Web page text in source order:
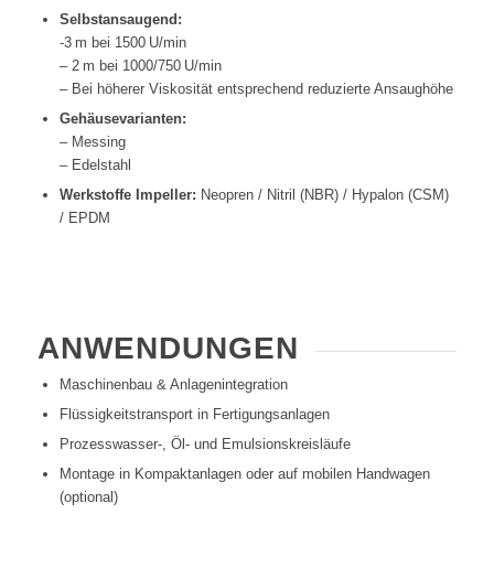
Selbstansaugend:
-3 m bei 1500 U/min
– 2 m bei 1000/750 U/min
– Bei höherer Viskosität entsprechend reduzierte Ansaughöhe
Gehäusevarianten:
– Messing
– Edelstahl
Werkstoffe Impeller: Neopren / Nitril (NBR) / Hypalon (CSM)
/ EPDM
ANWENDUNGEN
Maschinenbau & Anlagenintegration
Flüssigkeitstransport in Fertigungsanlagen
Prozesswasser-, Öl- und Emulsionskreisläufe
Montage in Kompaktanlagen oder auf mobilen Handwagen
(optional)